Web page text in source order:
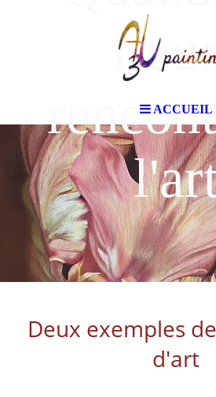
ACCUEIL
Deux exemples
d'art